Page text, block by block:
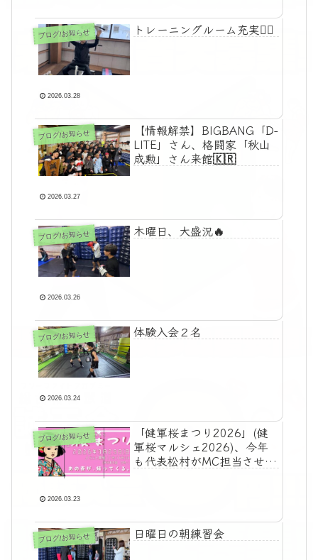
ブログ/お知らせ トレーニングルーム充実🏋️‍♀️
2026.03.28
ブログ/お知らせ
【情報解禁】BIGBANG「D-
LITE」さん、格闘家「秋山
成勲」さん来館🇰🇷
2026.03.27
ブログ/お知らせ 木曜日、大盛況🔥
2026.03.26
ブログ/お知らせ 体験入会２名
2026.03.24
ブログ/お知らせ
「健軍桜まつり2026」(健
軍桜マルシェ2026)、今年
も代表松村がMC担当させて
2026.03.23
ブログ/お知らせ 日曜日の朝練習会